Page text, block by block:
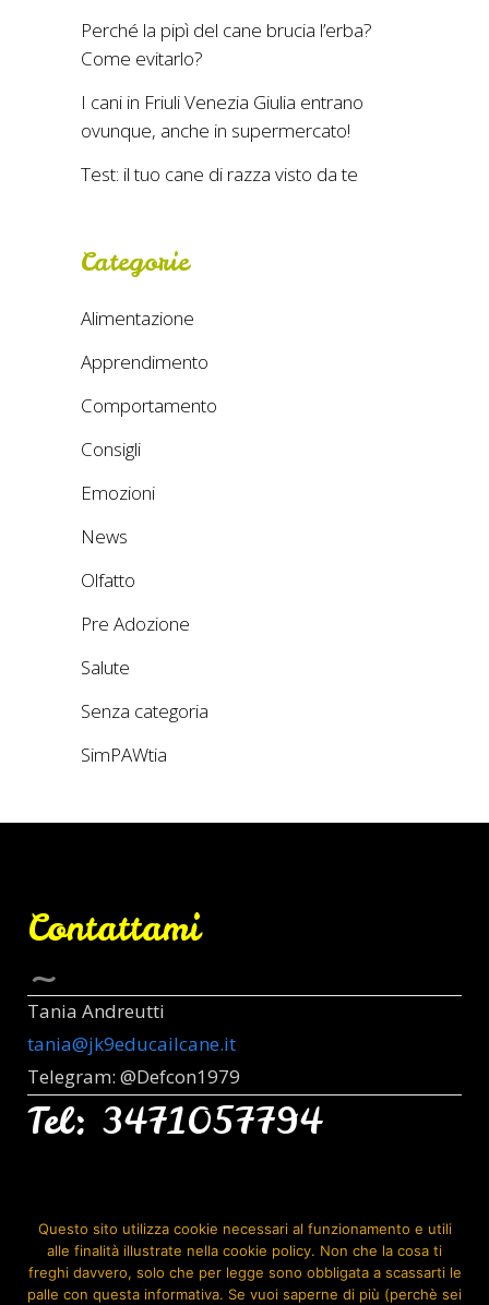
Perché la pipì del cane brucia l’erba?
Come evitarlo?
I cani in Friuli Venezia Giulia entrano
ovunque, anche in supermercato!
Test: il tuo cane di razza visto da te
Categorie
Alimentazione
Apprendimento
Comportamento
Consigli
Emozioni
News
Olfatto
Pre Adozione
Salute
Senza categoria
SimPAWtia
Contattami
Tania Andreutti
tania@jk9educailcane.it
Telegram: @Defcon1979
Tel: 3471057794
Seguimi Anche Su:
Questo sito utilizza cookie necessari al funzionamento e utili
alle finalità illustrate nella cookie policy. Non che la cosa ti
freghi davvero, solo che per legge sono obbligata a scassarti le
palle con questa informativa. Se vuoi saperne di più (perchè sei